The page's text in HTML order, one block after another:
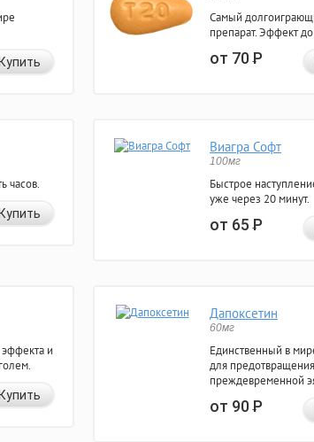
Купить
Самый
препарат. Эффект
от 70Р
часов.
Купить
Виагра Софт
100мг
Быстрое
уже через 20 минут.
от 65Р
и
Купить
Дапоксетин
60мг
Единственный в
для предотвращения
преждевременной
от 90Р